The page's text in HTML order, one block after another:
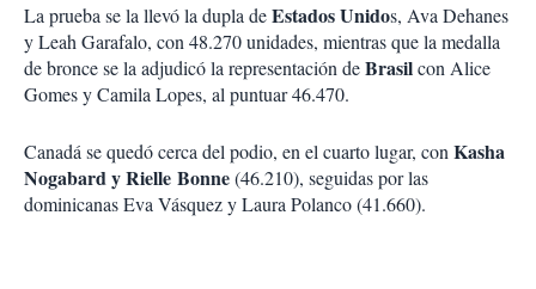
La prueba se la llevó la dupla deEstados Unidos, Ava Dehanes
y Leah Garafalo, con 48.270 unidades, mientras que la medalla
de bronce se la adjudicó la representación deBrasilcon Alice
Gomes y Camila Lopes, al puntuar 46.470.
Canadá se quedó cerca del podio, en el cuarto lugar, conKasha
Nogabard y Rielle Bonne(46.210), seguidas por las
dominicanas Eva Vásquez y Laura Polanco (41.660).